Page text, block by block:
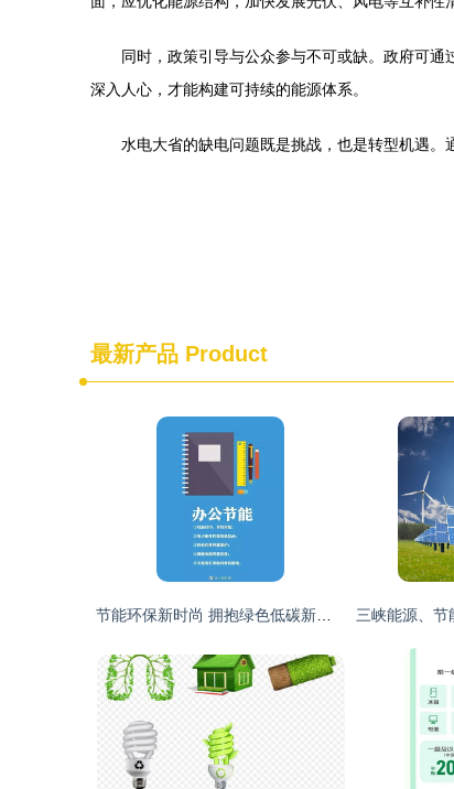
同时，政策引导与公众参与不可或缺。政府可
深入人心，才能构建可持续的能源体系。
水电大省的缺电问题既是挑战，也是转型机遇。
最新产品 Product